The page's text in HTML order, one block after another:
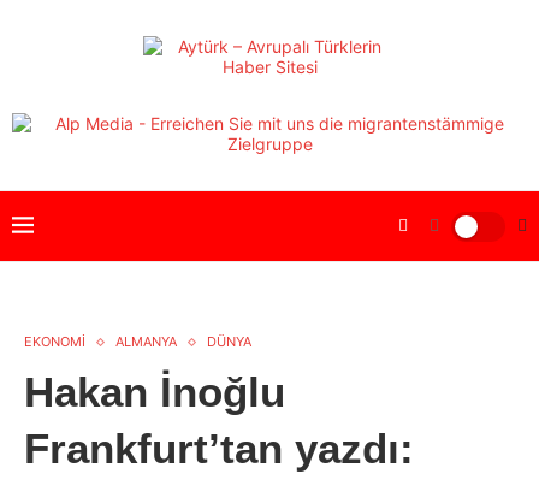
EKONOMİ ALMANYA DÜNYA
Hakan İnoğlu
Frankfurt’tan yazdı: